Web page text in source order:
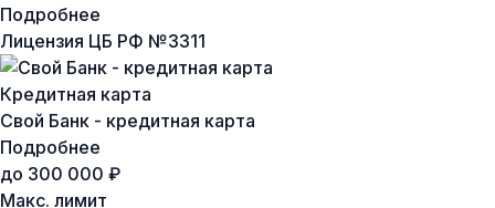
Подробнее
Лицензия ЦБ РФ №3311
Кредитная карта
Свой Банк - кредитная карта
Подробнее
до 300 000 ₽
Макс. лимит